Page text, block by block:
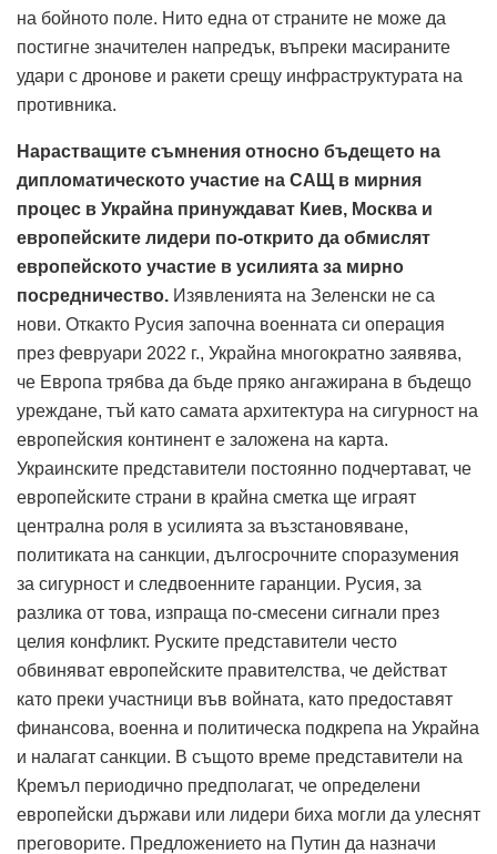
на бойното поле. Нито една от страните не може да
постигне значителен напредък, въпреки масираните
удари с дронове и ракети срещу инфраструктурата на
противника.
Нарастващите съмнения относно бъдещето на
дипломатическото участие на САЩ в мирния
процес в Украйна принуждават Киев, Москва и
европейските лидери по-открито да обмислят
европейското участие в усилията за мирно
посредничество. Изявленията на Зеленски не са
нови. Откакто Русия започна военната си операция
през февруари 2022 г., Украйна многократно заявява,
че Европа трябва да бъде пряко ангажирана в бъдещо
уреждане, тъй като самата архитектура на сигурност на
европейския континент е заложена на карта.
Украинските представители постоянно подчертават, че
европейските страни в крайна сметка ще играят
централна роля в усилията за възстановяване,
политиката на санкции, дългосрочните споразумения
за сигурност и следвоенните гаранции. Русия, за
разлика от това, изпраща по-смесени сигнали през
целия конфликт. Руските представители често
обвиняват европейските правителства, че действат
като преки участници във войната, като предоставят
финансова, военна и политическа подкрепа на Украйна
и налагат санкции. В същото време представители на
Кремъл периодично предполагат, че определени
европейски държави или лидери биха могли да улеснят
преговорите. Предложението на Путин да назначи